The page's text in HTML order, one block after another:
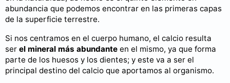
abundancia que podemos encontrar en las primeras capas
de la superficie terrestre.
Si nos centramos en el cuerpo humano, el calcio resulta
ser el mineral más abundante en el mismo, ya que forma
parte de los huesos y los dientes; y este va a ser el
principal destino del calcio que aportamos al organismo.